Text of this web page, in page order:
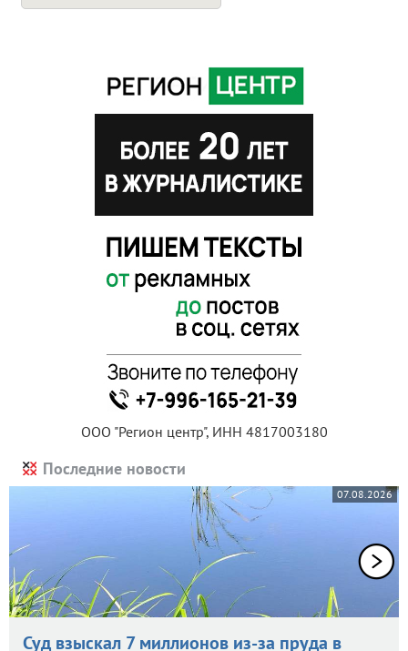
ООО "Регион центр", ИНН 4817003180
Последние новости
07.08.2026
Суд взыскал 7 миллионов из-за пруда в